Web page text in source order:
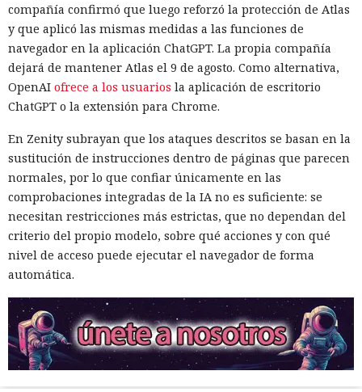
compañía confirmó que luego reforzó la protección de Atlas
y que aplicó las mismas medidas a las funciones de
navegador en la aplicación ChatGPT. La propia compañía
dejará de mantener Atlas el 9 de agosto. Como alternativa,
OpenAI ofrece a los usuarios la aplicación de escritorio
ChatGPT o la extensión para Chrome.
En Zenity subrayan que los ataques descritos se basan en la
sustitución de instrucciones dentro de páginas que parecen
normales, por lo que confiar únicamente en las
comprobaciones integradas de la IA no es suficiente: se
necesitan restricciones más estrictas, que no dependan del
criterio del propio modelo, sobre qué acciones y con qué
nivel de acceso puede ejecutar el navegador de forma
automática.